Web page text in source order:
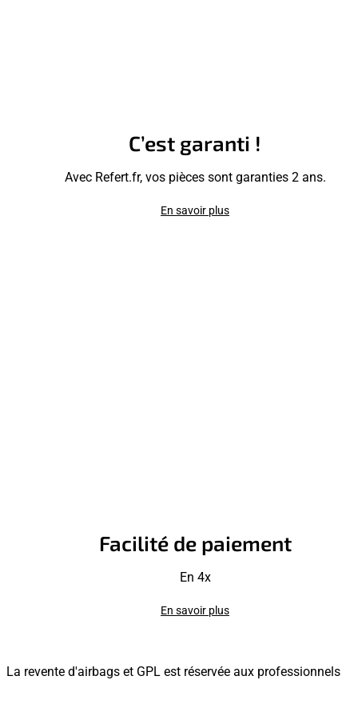
C’est garanti !
Avec Refert.fr, vos pièces sont garanties 2 ans.
En savoir plus
Facilité de paiement
En 4x
En savoir plus
La revente d'airbags et GPL est réservée aux professionnels